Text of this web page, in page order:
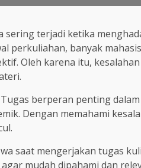
sering terjadi ketika
perkuliahan, banyak
Oleh karena itu,
berperan penting
Dengan memahami
saat mengerjakan tugas
mudah dipahami dan